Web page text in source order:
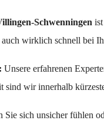
Schwenningen
auch wirklich schnell bei
Unsere erfahrenen
sind wir innerhalb
Sie sich unsicher fühlen